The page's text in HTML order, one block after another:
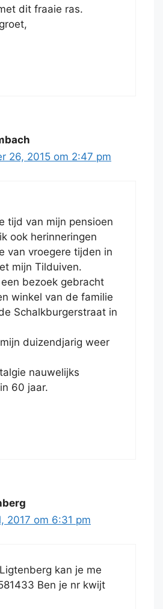
dit fraaie ras.
26, 2015 om 2:47 pm
tijd van mijn pensioen
ook herinneringen
van vroegere tijden in
mijn Tilduiven.
bezoek gebracht
winkel van de familie
Schalkburgerstraat in
duizendjarig weer
nauwelijks
60 jaar.
2017 om 6:31 pm
kan je me
Ben je nr kwijt